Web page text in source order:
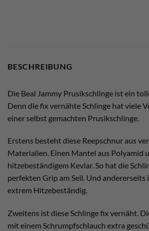
BESCHREIBUNG
Die Beal Jammy Prusikschlinge ist ein
Denn die fix vernähte Schlinge hat viele
einer selbst gemachten Prusikschlinge.
Erstens besteht diese Reepschnur aus
Materialien. Einen Mantel aus Polyamid
hitzebeständigem Kevlar. So hat die
perfekten Grip am Seil. Und andererseits
extrem Hitzebeständig.
Zweitens ist diese Schlinge fix vernäht.
mit einem Schrumpfschlauch extra